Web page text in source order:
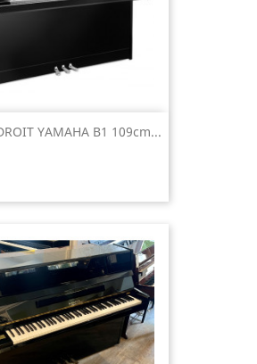
YAMAHA B1 109cm...